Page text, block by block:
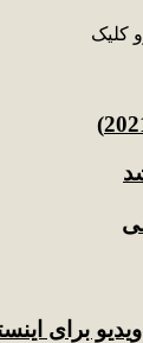
کلیک
برای